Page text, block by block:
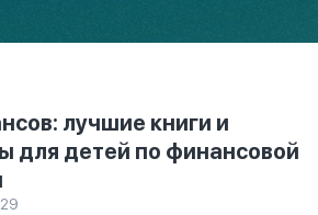
лучшие книги и
для детей по финансовой